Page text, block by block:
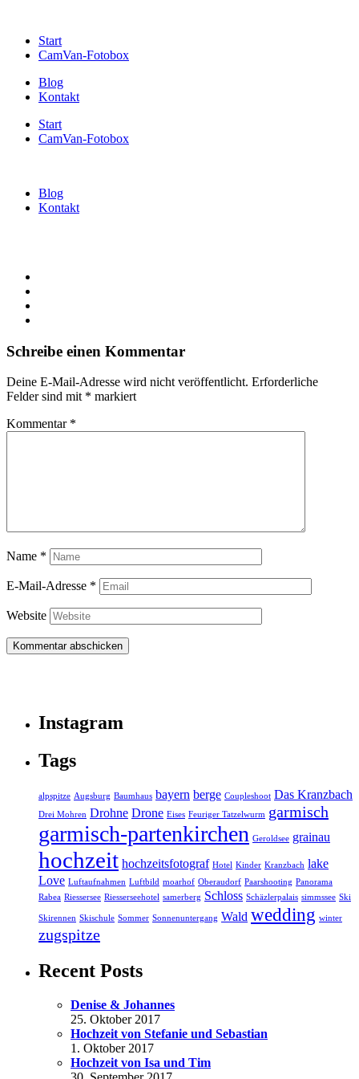
Start
CamVan-Fotobox
Blog
Kontakt
Start
CamVan-Fotobox
Blog
Kontakt
Schreibe einen Kommentar
Deine E-Mail-Adresse wird nicht veröffentlicht. Erforderliche
Felder sind mit * markiert
Kommentar *
Name *
E-Mail-Adresse *
Website
Instagram
Tags
alpspitze Augsburg Baumhaus bayern berge Coupleshoot Das Kranzbach
Drei Mohren Drohne Drone Eises Feuriger Tatzelwurm garmisch
garmisch-partenkirchen Geroldsee grainau
hochzeit hochzeitsfotograf Hotel Kinder Kranzbach lake
Love Luftaufnahmen Luftbild moarhof Oberaudorf Paarshooting Panorama
Rabea Riessersee Riesserseehotel samerberg Schloss Schäzlerpalais simmssee Ski
Skirennen Skischule Sommer Sonnenuntergang Wald wedding winter
zugspitze
Recent Posts
Denise & Johannes
25. Oktober 2017
Hochzeit von Stefanie und Sebastian
1. Oktober 2017
Hochzeit von Isa und Tim